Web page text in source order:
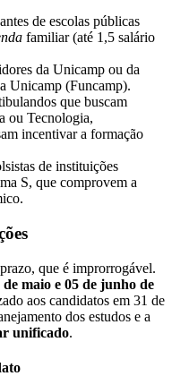
de escolas públicas
familiar (até 1,5 salário
da Unicamp ou da
Unicamp (Funcamp).
que buscam
ou Tecnologia,
incentivar a formação
de instituições
S, que comprovem a
que é improrrogável.
de maio e 05 de junho de
aos candidatos em 31 de
dos estudos e a
unificado.